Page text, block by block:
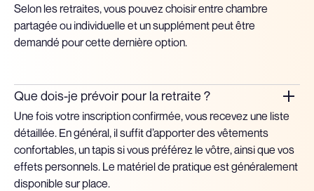
Selon les retraites, vous pouvez choisir entre chambre
partagée ou individuelle et un supplément peut être
demandé pour cette dernière option.
Que dois-je prévoir pour la retraite ?
Une fois votre inscription confirmée, vous recevez une liste
détaillée. En général, il suffit d’apporter des vêtements
confortables, un tapis si vous préférez le vôtre, ainsi que vos
effets personnels. Le matériel de pratique est généralement
disponible sur place.